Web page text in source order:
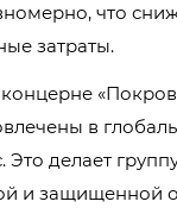
что
затраты.
концерне
в
Это делает
и защищенной